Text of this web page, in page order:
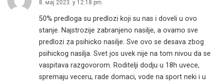
8. мај 2023. у 12:18 pm
50% predloga su predlozi koji su nas i doveli u ovo
stanje. Najstrozije zabranjeno nasilje, a ovamo sve
predlozi za psihicko nasilje. Sve ovo se desava zbog
psihickog nasilja. Svet jos uvek nije na tom nivou da se
vaspitava razgovorom. Roditelji dodju u 18h uvece,
spremaju veceru, rade domaci, vode na sport neki i u